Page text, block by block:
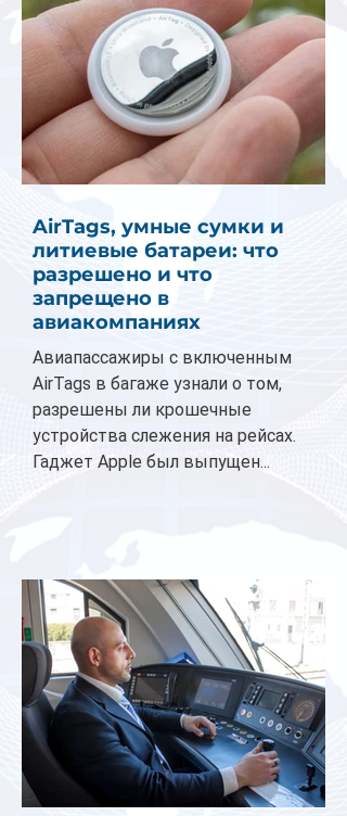
AirTags, умные сумки и
литиевые батареи: что
разрешено и что
запрещено в
авиакомпаниях
Авиапассажиры с включенным
AirTags в багаже узнали о том,
разрешены ли крошечные
устройства слежения на рейсах.
Гаджет Apple был выпущен...